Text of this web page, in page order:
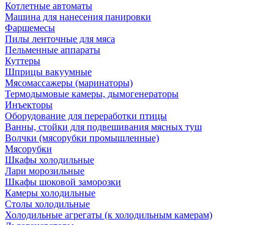
Котлетные автоматы
Машина для нанесения панировки
Фаршемесы
Пилы ленточные для мяса
Пельменные аппараты
Куттеры
Шприцы вакуумные
Мясомассажеры (маринаторы)
Термодымовые камеры, дымогенераторы
Инъекторы
Оборудование для переработки птицы
Ванны, стойки для подвешивания мясных туш
Волчки (мясорубки промышленные)
Мясорубки
Шкафы холодильные
Лари морозильные
Шкафы шоковой заморозки
Камеры холодильные
Столы холодильные
Холодильные агрегаты (к холодильным камерам)